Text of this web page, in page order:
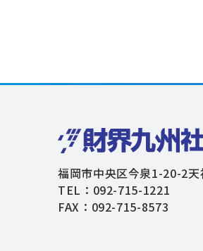
福岡市中央区今泉1-20-2
TEL：092-715-1221
FAX：092-715-8573